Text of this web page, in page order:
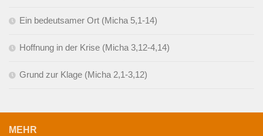
Ein bedeutsamer Ort (Micha 5,1-14)
Hoffnung in der Krise (Micha 3,12-4,14)
Grund zur Klage (Micha 2,1-3,12)
MEHR